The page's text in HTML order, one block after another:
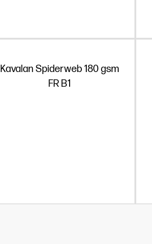
Kavalan Spiderweb 180 gsm
FR B1